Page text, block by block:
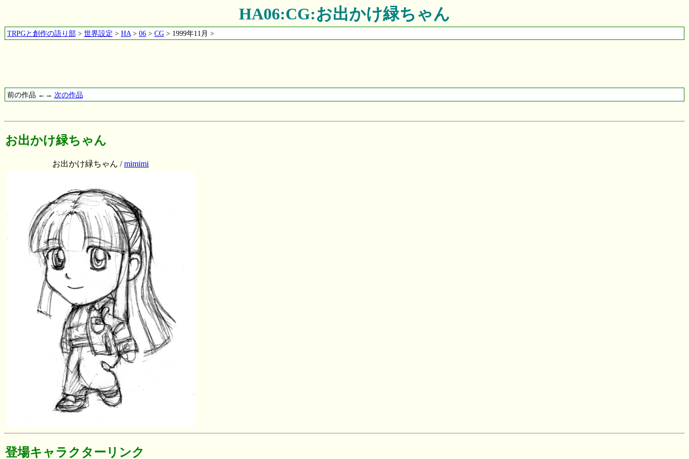
HA06:CG:お出かけ緑ちゃん
TRPGと創作の語り部> 世界設定 > HA> 06> CG> 1999年11月 >
前の作品 ←→ 次の作品
お出かけ緑ちゃん
お出かけ緑ちゃん /mimimi
登場キャラクターリンク